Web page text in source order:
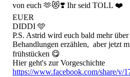
von euch 🫶😻❣️ Ihr seid TOLL ❤️
EUER
DIDDI 🩵
P.S. Astrid wird euch bald mehr
Behandlungen erzählen, aber jetzt
frühstücken 😋
Hier geht's zur Vorgeschichte
https://www.facebook.com/share/v/